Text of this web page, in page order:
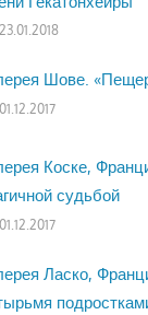
23.01.2018
Шове.
01.12.2017
Коске,
судьбой
01.12.2017
Ласко,